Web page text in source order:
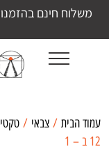
עמוד הבית / צבאי / טקטי
12 ב – 1